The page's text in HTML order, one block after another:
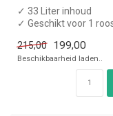
✓ 33 Liter inhoud
✓ Geschikt voor 1
✓ Statisch
✓ ...
215,00 199,00
Beschikbaarheid laden..